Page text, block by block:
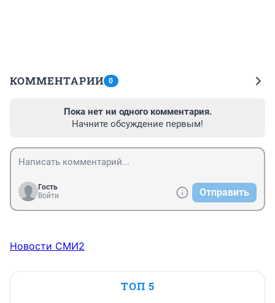
КОММЕНТАРИИ 0
Пока нет ни одного комментария.
Начните обсуждение первым!
Гость
Войти
Отправить
Новости СМИ2
ТОП 5